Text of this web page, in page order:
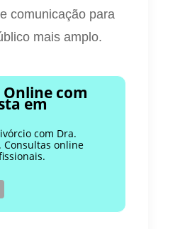
comunicação para
mais amplo.
com
em
com Dra.
Consultas online